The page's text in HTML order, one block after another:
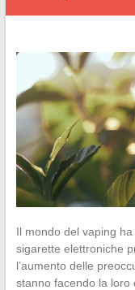
Il mondo del vaping
sigarette elettroniche
l’aumento delle
stanno facendo la loro